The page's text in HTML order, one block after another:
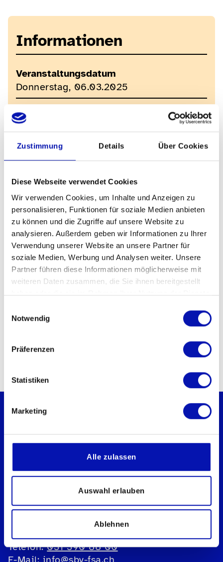
Zustimmung Details Über Cookies
Diese Webseite verwendet Cookies
Wir verwenden Cookies, um Inhalte und Anzeigen zu
personalisieren, Funktionen für soziale Medien anbieten
zu können und die Zugriffe auf unsere Website zu
analysieren. Außerdem geben wir Informationen zu Ihrer
Verwendung unserer Website an unsere Partner für
soziale Medien, Werbung und Analysen weiter. Unsere
Partner führen diese Informationen möglicherweise mit
weiteren Daten zusammen, die Sie ihnen bereitgestellt
haben oder die sie im Rahmen Ihrer Nutzung der Dienste
Notwendig
Präferenzen
Statistiken
Marketing
Alle zulassen
Auswahl erlauben
Ablehnen
Informationen
Veranstaltungsdatum
Donnerstag, 06.03.2025
Veranstaltungszeit
18h00
Kosten
kostenlos
Veranstalter
Naturhistorisches Museum der
Universität Zürich
Veranstaltungsort
Naturhistorisches Museum der
Universität Zürich
Karl-Schmid-Strasse 4
8006 Zürich
David Inauen
044 634 40 28
Schweizerischer Blinden- und
Sehbehindertenverband sbv
Postfach
Telefon:031 390 88 00